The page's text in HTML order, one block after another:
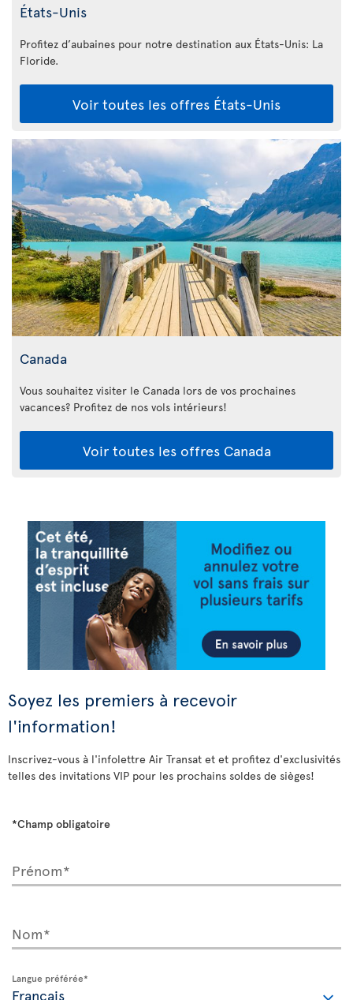
États-Unis
Profitez d’aubaines pour notre destination aux États-Unis: La
Floride.
Voir toutes les offres États-Unis
Canada
Vous souhaitez visiter le Canada lors de vos prochaines
vacances? Profitez de nos vols intérieurs!
Voir toutes les offres Canada
Soyez les premiers à recevoir
l'information!
Inscrivez-vous à l'infolettre Air Transat et et profitez d'exclusivités
telles des invitations VIP pour les prochains soldes de sièges!
*Champ obligatoire
Prénom*
Nom*
Langue préférée*